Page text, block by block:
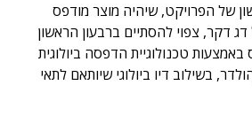
של הפרויקט, שיהיה מוצר מודפס
דקר, צפוי להסתיים ברבעון הראשון
באמצעות טכנולוגיית הדפסה ביולוגית
בשילוב דיו ביולוגי שיותאם לתאי